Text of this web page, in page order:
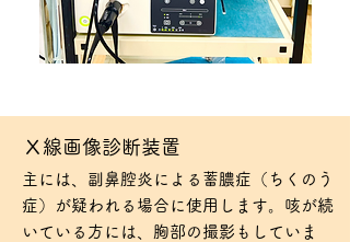
Ｘ線画像診断装置
​主には、副鼻腔炎による蓄膿症（ちくのう
症）が疑われる場合に使用します。咳が続
いている方には、胸部の撮影もしていま